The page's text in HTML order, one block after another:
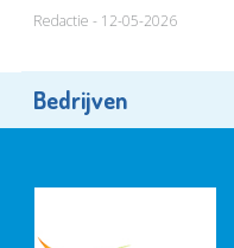
Redactie - 12-05-2026
Bedrijven